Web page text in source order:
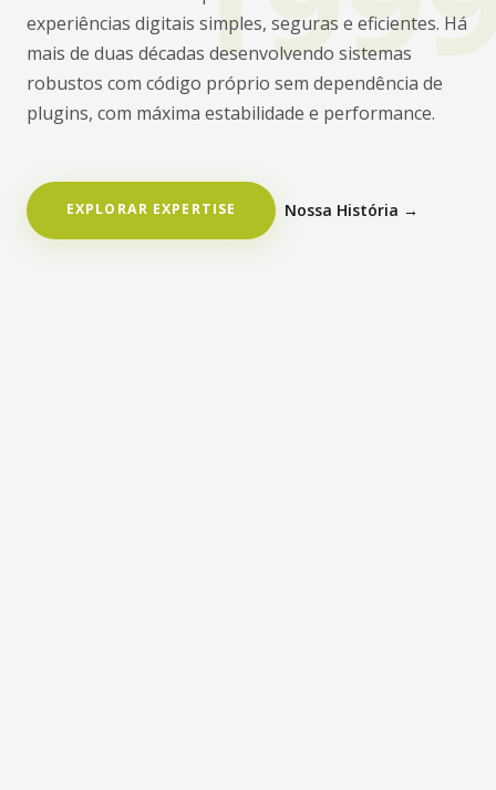
experiências digitais simples, seguras e eficientes. Há
mais de duas décadas desenvolvendo sistemas
robustos com código próprio sem dependência de
plugins, com máxima estabilidade e performance.
EXPLORAR EXPERTISE Nossa História →